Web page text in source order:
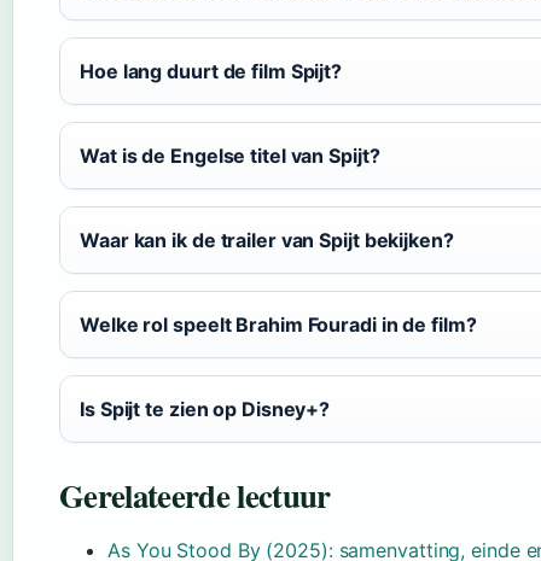
Hoe lang duurt de film Spijt?
Wat is de Engelse titel van Spijt?
Waar kan ik de trailer van Spijt bekijken?
Welke rol speelt Brahim Fouradi in de film?
Is Spijt te zien op Disney+?
Gerelateerde lectuur
As You Stood By (2025): samenvatting, einde